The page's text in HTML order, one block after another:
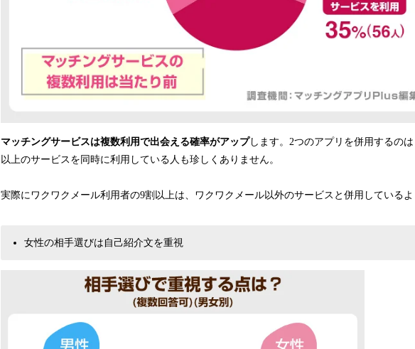
マッチングサービスは複数利用で出会える確率がアップします。2つのアプリを併用するの
以上のサービスを同時に利用している人も珍しくありません。
実際にワクワクメール利用者の9割以上は、ワクワクメール以外のサービスと併用しているよ
女性の相手選びは自己紹介文を重視